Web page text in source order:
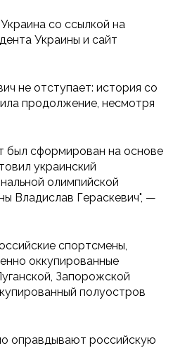
со ссылкой на
Украины и сайт
не отступает: история со
продолжение, несмотря
был сформирован на основе
украинский
олимпийской
Владислав Гераскевич", —
спортсмены,
оккупированные
Запорожской
полуостров
оправдывают российскую